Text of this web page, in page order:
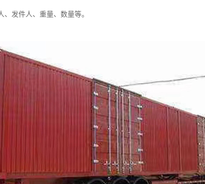
发件人、重量、数量等。